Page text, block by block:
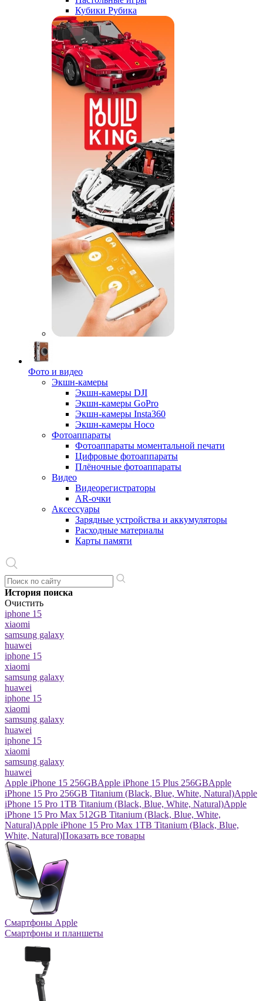
Кубики Рубика
Фото и видео
Экшн-камеры
Экшн-камеры DJI
Экшн-камеры GoPro
Экшн-камеры Insta360
Экшн-камеры Hoco
Фотоаппараты
Фотоаппараты моментальной печати
Цифровые фотоаппараты
Плёночные фотоаппараты
Видео
Видеорегистраторы
AR-очки
Аксессуары
Зарядные устройства и аккумуляторы
Расходные материалы
Карты памяти
История поиска
Очистить
iphone 15
xiaomi
samsung galaxy
huawei
iphone 15
xiaomi
samsung galaxy
huawei
iphone 15
xiaomi
samsung galaxy
huawei
iphone 15
xiaomi
samsung galaxy
huawei
Apple iPhone 15 256GBApple iPhone 15 Plus 256GBApple
iPhone 15 Pro 256GB Titanium (Black, Blue, White, Natural)Apple
iPhone 15 Pro 1TB Titanium (Black, Blue, White, Natural)Apple
iPhone 15 Pro Max 512GB Titanium (Black, Blue, White,
Natural)Apple iPhone 15 Pro Max 1TB Titanium (Black, Blue,
White, Natural)Показать все товары
Смартфоны Apple
Смартфоны и планшеты